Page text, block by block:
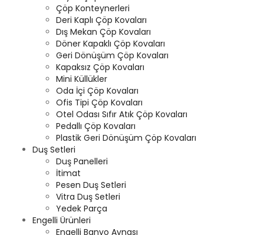
Çöp Konteynerleri
Deri Kaplı Çöp Kovaları
Dış Mekan Çöp Kovaları
Döner Kapaklı Çöp Kovaları
Geri Dönüşüm Çöp Kovaları
Kapaksız Çöp Kovaları
Mini Küllükler
Oda İçi Çöp Kovaları
Ofis Tipi Çöp Kovaları
Otel Odası Sıfır Atık Çöp Kovaları
Pedallı Çöp Kovaları
Plastik Geri Dönüşüm Çöp Kovaları
Duş Setleri
Duş Panelleri
İtimat
Pesen Duş Setleri
Vitra Duş Setleri
Yedek Parça
Engelli Ürünleri
Engelli Banyo Aynası